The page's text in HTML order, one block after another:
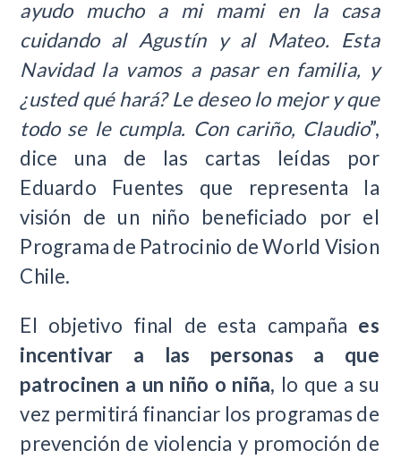
ayudo mucho a mi mami en la casa
cuidando al Agustín y al Mateo. Esta
Navidad la vamos a pasar en familia, y
¿usted qué hará? Le deseo lo mejor y que
todo se le cumpla. Con cariño, Claudio”,
dice una de las cartas leídas por
Eduardo Fuentes que representa la
visión de un niño beneficiado por el
Programa de Patrocinio de World Vision
Chile.
El objetivo final de esta campaña es
incentivar a las personas a que
patrocinen a un niño o niña, lo que a su
vez permitirá financiar los programas de
prevención de violencia y promoción de